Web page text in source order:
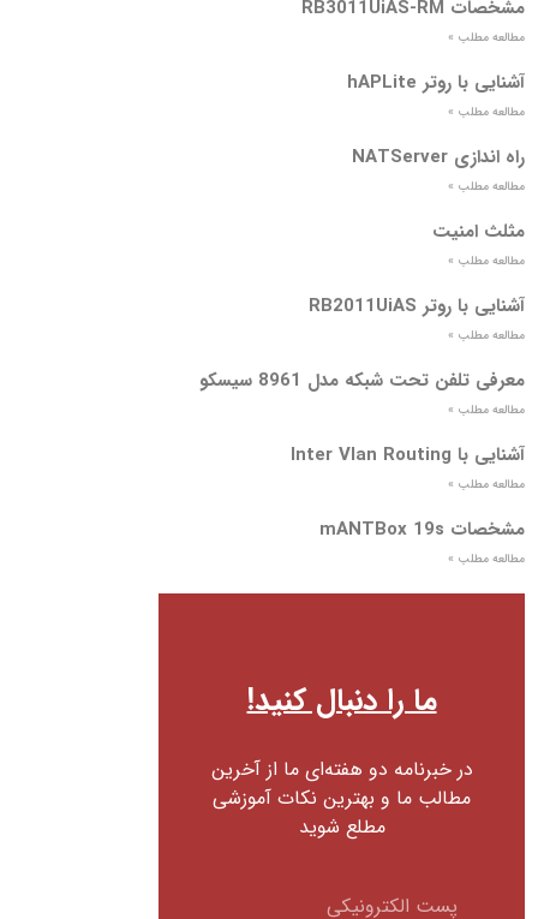
مشخصات RB3011UiAS-RM
مطالعه مطلب »
آشنایی با روتر hAPLite
مطالعه مطلب »
راه اندازی NATServer
مطالعه مطلب »
مثلث امنیت
مطالعه مطلب »
آشنایی با روتر RB2011UiAS
مطالعه مطلب »
معرفی تلفن تحت شبکه مدل 8961 سیسکو
مطالعه مطلب »
آشنایی با Inter Vlan Routing
مطالعه مطلب »
مشخصات mANTBox 19s
مطالعه مطلب »
ما را دنبال کنید!
در خبرنامه دو هفته‌ای ما از آخرین
مطالب ما و بهترین نکات آموزشی
مطلع شوید